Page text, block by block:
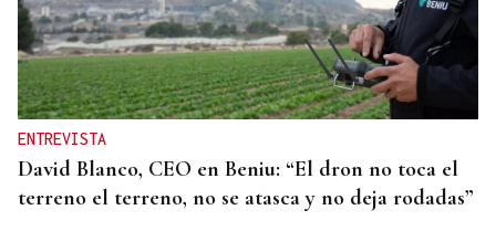
ENTREVISTA
David Blanco, CEO en Beniu: “El dron no toca el
terreno el terreno, no se atasca y no deja rodadas”